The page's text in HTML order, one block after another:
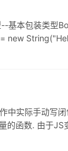
基本包装类型
new
中实际手动写
函数. 由于JS